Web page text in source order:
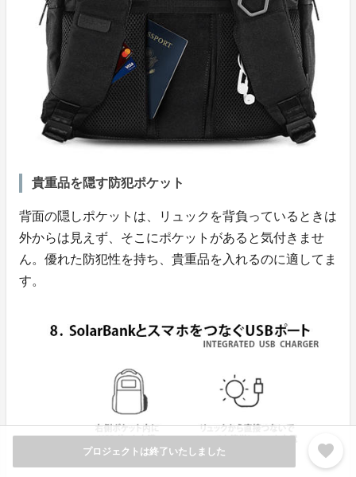
プロジェクトは終了いたしました favorite
貴重品を隠す防犯ポケット
背面の隠しポケットは、リュックを背負っているときは
外からは見えず、そこにポケットがあると気付きませ
ん。優れた防犯性を持ち、貴重品を入れるのに適してま
す。